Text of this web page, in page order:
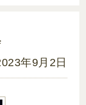
年9月2日